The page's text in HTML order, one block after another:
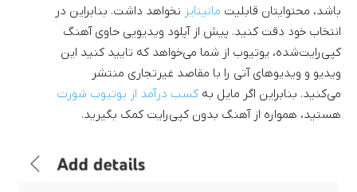
باشد، محتوایتان قابلیت مانیتایز نخواهد داشت. بنابراین در
انتخاب خود دقت کنید. پیش از آپلود ویدیویی حاوی آهنگ
کپی‌رایت‌شده، یوتیوب از شما می‌خواهد که تایید کنید این
ویدیو و ویدیوهای آتی را با مقاصد غیرتجاری منتشر
می‌کنید. بنابراین اگر مایل به کسب درآمد از یوتیوب شورت
هستید، همواره از آهنگ بدون کپی‌رایت کمک بگیرید.